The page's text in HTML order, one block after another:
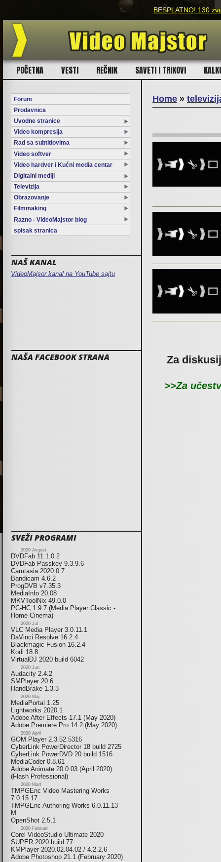
BESPLATNO! 130
POČETNA VESTI REČNIK SAVETI I TRIKOVI
Forum
Prodavnica
Uvodne stranice
Video kompresija
Rad sa subtitlovima
Video softver
Video hardver i Kućni media centar
Digitalni mediji
Televizija
Obrazovanje
Filmmaking
Razno - VideoMajstor blog
spisak stranica
NAŠ KANAL
VideoMajsor kanal na YouTube sajtu
NAŠA FACEBOOK STRANA
SVEŽI PROGRAMI
2020 Avgust
DVDFab 11.1.0.2
DVDFab Passkey 9.3.9.6
Camtasia 2020.0.7
Bandicam 4.6.2
ProgDVB v7.35.3
MediaInfo 20.08
MKVToolNix 49.0.0
PC-HC 1.9.7 (Media Player Classic -
Home Cinema)
2020 Jul
VLC Media Player 3.0.11.1
DaVinci Resolve 16.2.4
Blackmagic Fusion 16.2.4
Kodi 18.8
VirtualDJ 2020 build 6042
2020 Jun
Audacity 2.4.2
SMPlayer 20.6
HandBrake 1.3.3
2020 Maj
MediaPortal 1.25
Lightworks 2020.1
Adobe After Effects 17.1 (May 2020)
Adobe Premiere Pro 14.2 (May 2020)
2020 April
GOM Player 2.3.52.5316
CyberLink PowerDirector 18 build 2725
CyberLink PowerDVD 20 build 1516
MediaCoder 0.8.61
Adobe Animate 20.0.03 (April 2020)
(Flash Professional)
2020 Mart
TMPGEnc Video Mastering Works
7.0.15.17
TMPGEnc Authoring Works 6.0.11.13
M
OpenShot 2.5,1
2020 Februar
Corel VideoStudio Ultimate 2020
SUPER 2020 build 77
KMPlayer 2020.02.04.02 / 4.2.2.6
Adobe Photoshop 21.1 (February 2020)
Home »
Za
>>Za